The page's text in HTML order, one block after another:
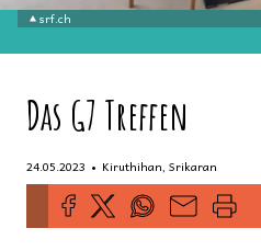
srf.ch
Das G7 Treffen
24.05.2023 • Kiruthihan, Srikaran